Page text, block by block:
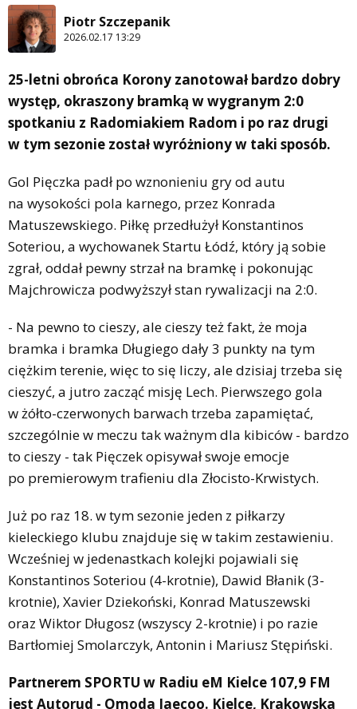
Piotr Szczepanik
2026.02.17 13:29
25-letni obrońca Korony zanotował bardzo dobry
występ, okraszony bramką w wygranym 2:0
spotkaniu z Radomiakiem Radom i po raz drugi
w tym sezonie został wyróżniony w taki sposób.
Gol Pięczka padł po wznonieniu gry od autu
na wysokości pola karnego, przez Konrada
Matuszewskiego. Piłkę przedłużył Konstantinos
Soteriou, a wychowanek Startu Łódź, który ją sobie
zgrał, oddał pewny strzał na bramkę i pokonując
Majchrowicza podwyższył stan rywalizacji na 2:0.
- Na pewno to cieszy, ale cieszy też fakt, że moja
bramka i bramka Długiego dały 3 punkty na tym
ciężkim terenie, więc to się liczy, ale dzisiaj trzeba się
cieszyć, a jutro zacząć misję Lech. Pierwszego gola
w żółto-czerwonych barwach trzeba zapamiętać,
szczególnie w meczu tak ważnym dla kibiców - bardzo
to cieszy - tak Pięczek opisywał swoje emocje
po premierowym trafieniu dla Złocisto-Krwistych.
Już po raz 18. w tym sezonie jeden z piłkarzy
kieleckiego klubu znajduje się w takim zestawieniu.
Wcześniej w jedenastkach kolejki pojawiali się
Konstantinos Soteriou (4-krotnie), Dawid Błanik (3-
krotnie), Xavier Dziekoński, Konrad Matuszewski
oraz Wiktor Długosz (wszyscy 2-krotnie) i po razie
Bartłomiej Smolarczyk, Antonin i Mariusz Stępiński.
Partnerem SPORTU w Radiu eM Kielce 107,9 FM
jest Autorud - Omoda Jaecoo. Kielce, Krakowska